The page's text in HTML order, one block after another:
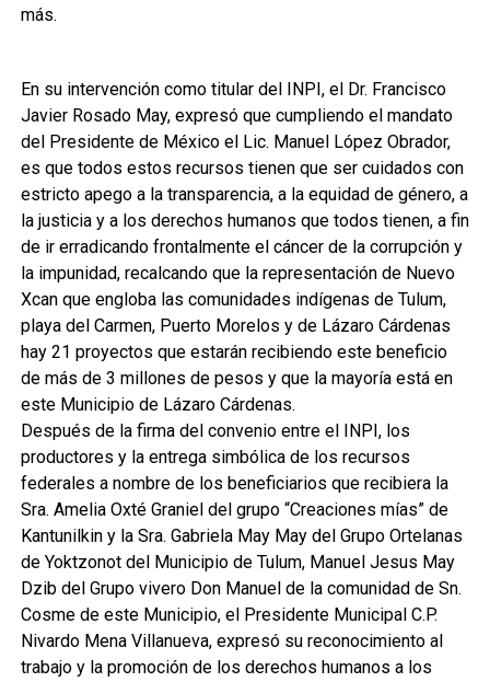
más.
En su intervención como titular del INPI, el Dr. Francisco
Javier Rosado May, expresó que cumpliendo el mandato
del Presidente de México el Lic. Manuel López Obrador,
es que todos estos recursos tienen que ser cuidados con
estricto apego a la transparencia, a la equidad de género, a
la justicia y a los derechos humanos que todos tienen, a fin
de ir erradicando frontalmente el cáncer de la corrupción y
la impunidad, recalcando que la representación de Nuevo
Xcan que engloba las comunidades indígenas de Tulum,
playa del Carmen, Puerto Morelos y de Lázaro Cárdenas
hay 21 proyectos que estarán recibiendo este beneficio
de más de 3 millones de pesos y que la mayoría está en
este Municipio de Lázaro Cárdenas.
Después de la firma del convenio entre el INPI, los
productores y la entrega simbólica de los recursos
federales a nombre de los beneficiarios que recibiera la
Sra. Amelia Oxté Graniel del grupo “Creaciones mías” de
Kantunilkin y la Sra. Gabriela May May del Grupo Ortelanas
de Yoktzonot del Municipio de Tulum, Manuel Jesus May
Dzib del Grupo vivero Don Manuel de la comunidad de Sn.
Cosme de este Municipio, el Presidente Municipal C.P.
Nivardo Mena Villanueva, expresó su reconocimiento al
trabajo y la promoción de los derechos humanos a los